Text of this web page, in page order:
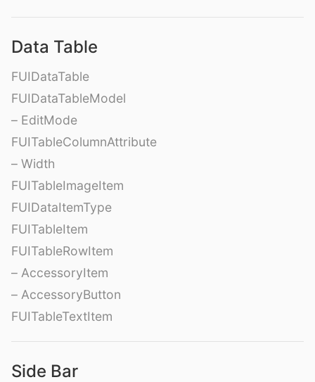
Data Table
FUIDataTable
FUIDataTableModel
– EditMode
FUITableColumnAttribute
– Width
FUITableImageItem
FUIDataItemType
FUITableItem
FUITableRowItem
– AccessoryItem
– AccessoryButton
FUITableTextItem
Side Bar